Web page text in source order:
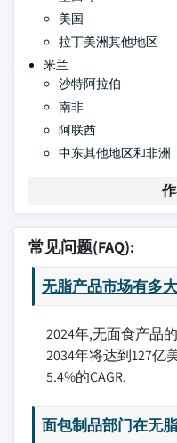
美国
拉丁美洲其他地区
米兰
沙特阿拉伯
南非
阿联酋
中东其他地区和非洲
常见问题(FAQ):
无脂产品市场有多
2024年,无面食产品
2034年将达到127亿
5.4%的CAGR.
面包制品部门在无